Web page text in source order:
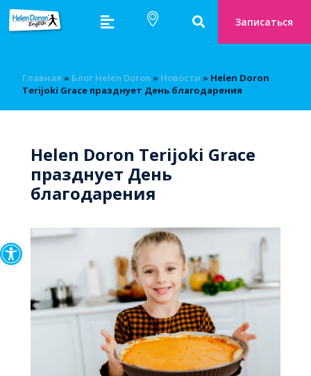
Открыть панель
Записаться
Главная » Блог Helen Doron » Новости » Helen Doron
Terijoki Grace празднует День благодарения
Helen Doron Terijoki Grace
празднует День
благодарения